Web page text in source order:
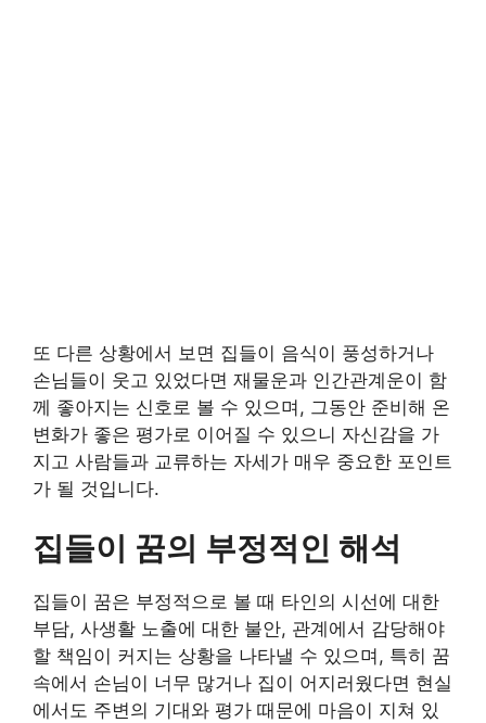
또 다른 상황에서 보면 집들이 음식이 풍성하거나
손님들이 웃고 있었다면 재물운과 인간관계운이 함
께 좋아지는 신호로 볼 수 있으며, 그동안 준비해 온
변화가 좋은 평가로 이어질 수 있으니 자신감을 가
지고 사람들과 교류하는 자세가 매우 중요한 포인트
가 될 것입니다.
집들이 꿈의 부정적인 해석
집들이 꿈은 부정적으로 볼 때 타인의 시선에 대한
부담, 사생활 노출에 대한 불안, 관계에서 감당해야
할 책임이 커지는 상황을 나타낼 수 있으며, 특히 꿈
속에서 손님이 너무 많거나 집이 어지러웠다면 현실
에서도 주변의 기대와 평가 때문에 마음이 지쳐 있